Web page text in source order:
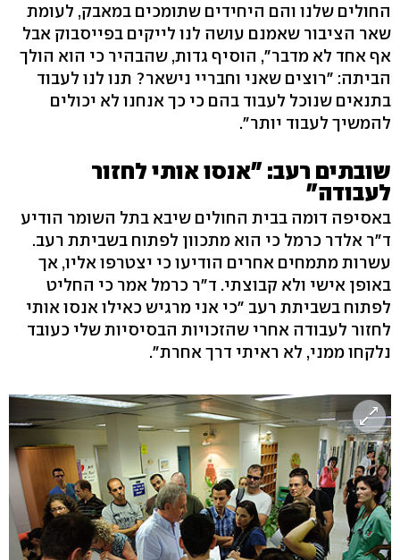
החולים שלנו והם היחידים שתומכים במאבק, לעומת
שאר הציבור שאמנם עושה לנו לייקים בפייסבוק אבל
אף אחד לא מדבר", הוסיף גדות, שהבהיר כי הוא הולך
הביתה: "רוצים שאני וחבריי נישאר? תנו לנו לעבוד
בתנאים שנוכל לעבוד בהם כי כך אנחנו לא יכולים
להמשיך לעבוד יותר".
שובתים רעב: "אנסו אותי לחזור
לעבודה"
באסיפה דומה בבית החולים שיבא בתל השומר הודיע
ד"ר אלדר כרמל כי הוא מתכוון לפתוח בשביתת רעב.
עשרות מתמחים אחרים הודיעו כי יצטרפו אליו, אך
באופן אישי ולא קבוצתי. ד"ר כרמל אמר כי החליט
לפתוח בשביתת רעב "כי אני מרגיש כאילו אנסו אותי
לחזור לעבודה אחרי שהזכויות הבסיסיות שלי כעובד
נלקחו ממני, לא ראיתי דרך אחרת".